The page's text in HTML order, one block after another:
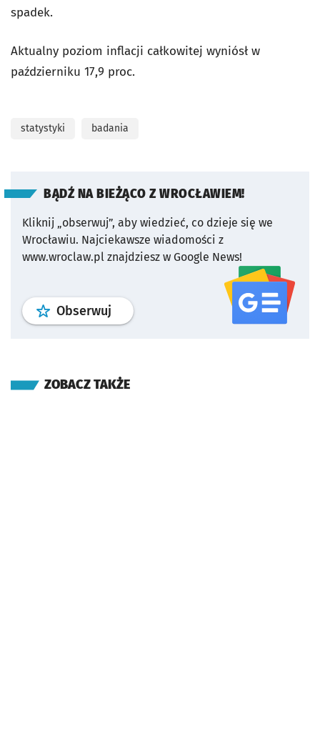
spadek.
Aktualny poziom inflacji całkowitej wyniósł w
październiku 17,9 proc.
statystyki badania
BĄDŹ NA BIEŻĄCO Z WROCŁAWIEM!
Kliknij „obserwuj”, aby wiedzieć, co dzieje się we
Wrocławiu. Najciekawsze wiadomości z
www.wroclaw.pl znajdziesz w Google News!
Obserwuj profil serwisu
ZOBACZ TAKŻE